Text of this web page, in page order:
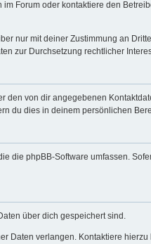
Forum oder kontaktiere den
nur mit deiner Zustimmung an
zur Durchsetzung rechtlicher
den von dir angegebenen
du dies in deinem persönlichen
die phpBB-Software umfassen.
über dich gespeichert sind.
Daten verlangen. Kontaktiere hierzu